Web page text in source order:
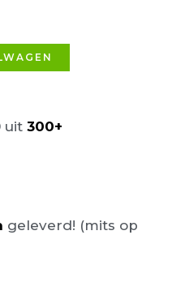
uit 300+
geleverd! (mits op